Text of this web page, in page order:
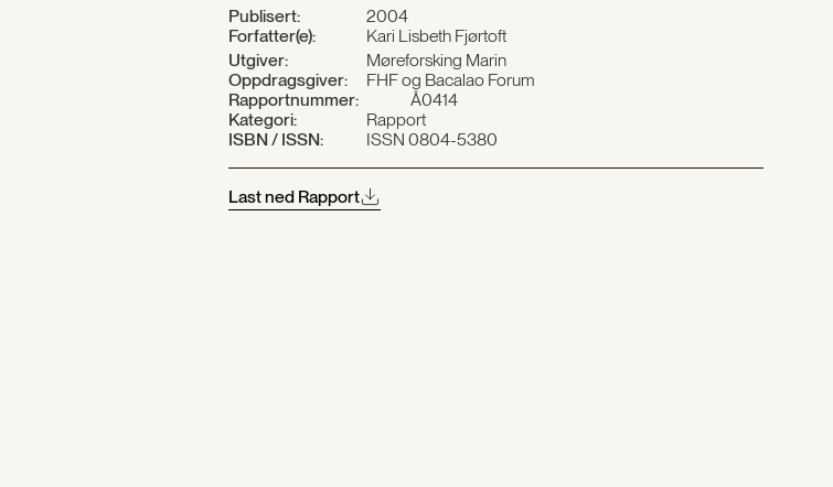
Publisert:
2004
Forfatter(e):
Kari Lisbeth Fjørtoft
Utgiver:
Møreforsking Marin
Oppdragsgiver:
FHF og Bacalao Forum
Rapportnummer:
Å0414
Kategori:
Rapport
ISBN / ISSN:
ISSN 0804-5380
Last ned Rapport